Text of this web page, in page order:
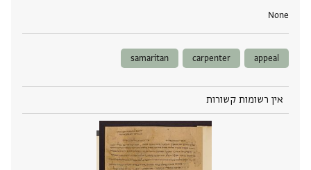
None
appeal
carpenter
samaritan
אין רשומות קשורות